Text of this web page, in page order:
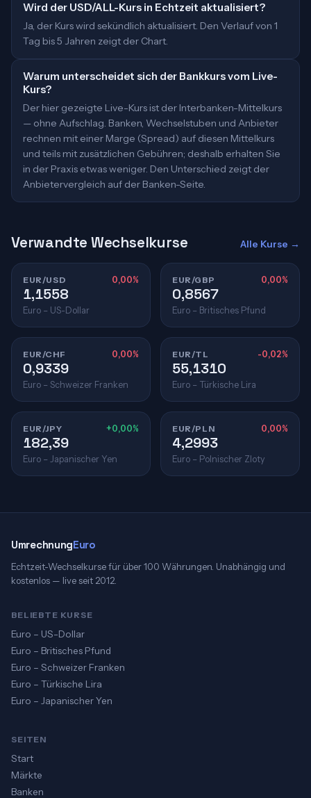
Wird der USD/ALL-Kurs in Echtzeit aktualisiert?
Ja, der Kurs wird sekündlich aktualisiert. Den Verlauf von 1
Tag bis 5 Jahren zeigt der Chart.
Warum unterscheidet sich der Bankkurs vom Live-
Kurs?
Der hier gezeigte Live-Kurs ist der Interbanken-Mittelkurs
— ohne Aufschlag. Banken, Wechselstuben und Anbieter
rechnen mit einer Marge (Spread) auf diesen Mittelkurs
und teils mit zusätzlichen Gebühren; deshalb erhalten Sie
in der Praxis etwas weniger. Den Unterschied zeigt der
Anbietervergleich auf der Banken-Seite.
Verwandte Wechselkurse Alle Kurse →
EUR/USD 0,00%
1,1558
Euro – US-Dollar
EUR/GBP 0,00%
0,8567
Euro – Britisches Pfund
EUR/CHF 0,00%
0,9339
Euro – Schweizer Franken
EUR/TL -0,02%
55,1310
Euro – Türkische Lira
EUR/JPY +0,00%
182,39
Euro – Japanischer Yen
EUR/PLN 0,00%
4,2993
Euro – Polnischer Zloty
UmrechnungEuro
Echtzeit-Wechselkurse für über 100 Währungen. Unabhängig und
kostenlos — live seit 2012.
BELIEBTE KURSE
Euro – US-Dollar
Euro – Britisches Pfund
Euro – Schweizer Franken
Euro – Türkische Lira
Euro – Japanischer Yen
SEITEN
Start
Märkte
Banken